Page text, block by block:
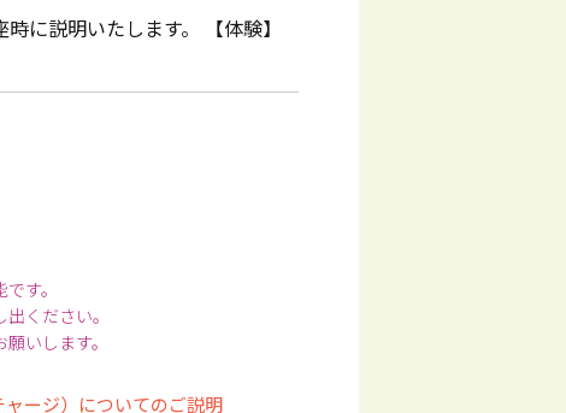
に説明いたします。 【体験】
す。
ください。
いします。
ージ）についてのご説明